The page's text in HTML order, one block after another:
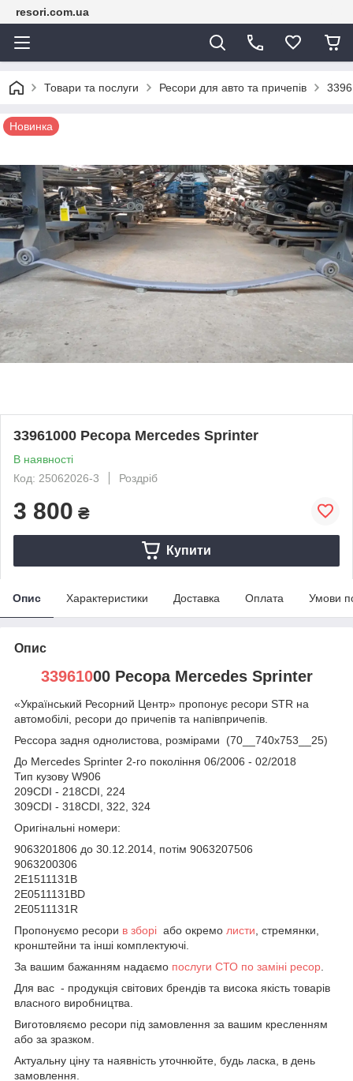
resori.com.ua
Товари та послуги Ресори для авто та причепів
Новинка
33961000 Ресора Mercedes Sprinter
В наявності
Код: 25062026-3
Роздріб
3 800 ₴
Купити
Опис Характеристики Доставка Оплата Умови
Опис
33961000 Ресора Mercedes Sprinter
«Український Ресорний Центр» пропонує ресори STR на
автомобілі, ресори до причепів та напівпричепів.
Рессора задня однолистова, розмірами (70__740х753__25)
До Mercedes Sprinter 2-го покоління 06/2006 - 02/2018
Тип кузову W906
209CDI - 218CDI, 224
309CDI - 318CDI, 322, 324
Оригінальні номери:
9063201806 до 30.12.2014, потім 9063207506
9063200306
2E1511131B
2E0511131BD
2E0511131R
Пропонуємо ресори в зборі або окремо листи, стремянки,
кронштейни та інші комплектуючі.
За вашим бажанням надаємо послуги СТО по заміні ресор.
Для вас - продукція світових брендів та висока якість товарів
власного виробництва.
Виготовляємо ресори під замовлення за вашим кресленням
або за зразком.
Актуальну ціну та наявність уточнюйте, будь ласка, в день
замовлення.